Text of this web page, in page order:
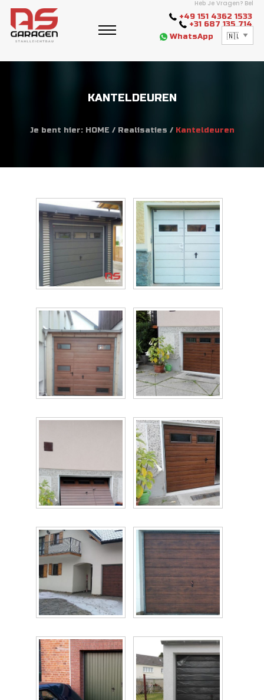
Heb Je Vragen? Bel
+49 151 4362 1533
+31 687 135 714
WhatsApp
KANTELDEUREN
Je bent hier: HOME / Realisaties / Kanteldeuren